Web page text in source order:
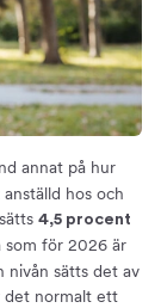
annat på hur
hos och
4,5 procent
som för 2026 är
nivån sätts det av
det normalt ett